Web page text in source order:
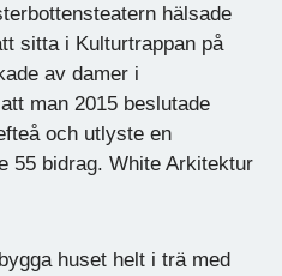
hälsade
sitta i Kulturtrappan på
av damer i
man 2015 beslutade
och utlyste en
55 bidrag. White Arkitektur
huset helt i trä med